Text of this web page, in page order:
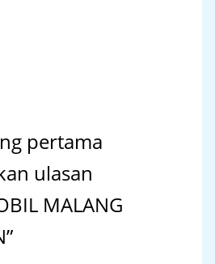
pertama
ulasan
MALANG